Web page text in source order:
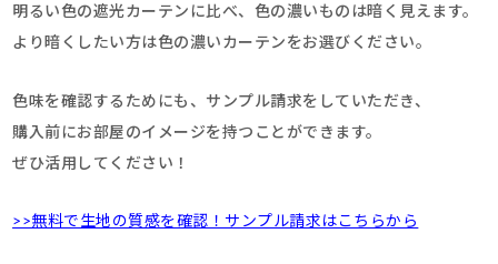
明るい色の遮光カーテンに比べ、色の濃いものは暗く見えます。
より暗くしたい方は色の濃いカーテンをお選びください。
色味を確認するためにも、サンプル請求をしていただき、
購入前にお部屋のイメージを持つことができます。
ぜひ活用してください！
>>無料で生地の質感を確認！サンプル請求はこちらから